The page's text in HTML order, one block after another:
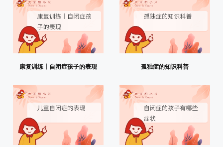
康复训练丨自闭症孩子的表现 孤独症的知识科普